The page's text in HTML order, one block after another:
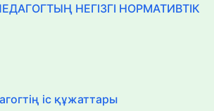
НЕГІЗГІ НОРМАТИВТІК
іс құжаттары